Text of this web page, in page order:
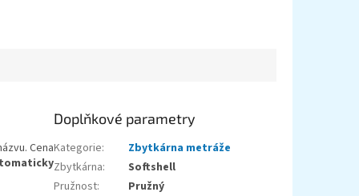
Cena
Doplňkové parametry
Kategorie:
Zbytkárna metráže
Zbytkárna:
Softshell
Pružnost:
Pružný